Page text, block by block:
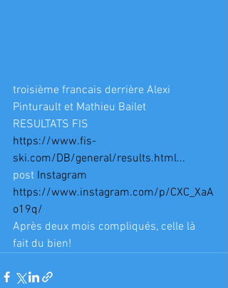
troisième francais derrière Alexi
Pinturault et Mathieu Bailet
RESULTATS FIS
https://www.fis-
ski.com/DB/general/results.html...
post Instagram
https://www.instagram.com/p/CXC_XaA
o19q/
Après deux mois compliqués, celle là
fait du bien!